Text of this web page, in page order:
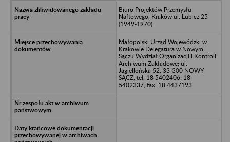
Biuro Projektów Przemysłu
Naftowego, Kraków ul. Lubicz 25
(1949-1970)
Małopolski Urząd Wojewódzki w
Krakowie Delegatura w Nowym
Sączu Wydział Organizacji i Kontroli
Archiwum Zakładowe; ul.
Jagiellońska 52, 33-300 NOWY
SĄCZ, tel. 18 5402406; 18
5402337; fax. 18 4437193